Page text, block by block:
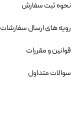
نحوه ثبت سفارش
رویه های ارسال سفارشات
قوانین و مقررات
سوالات متداول